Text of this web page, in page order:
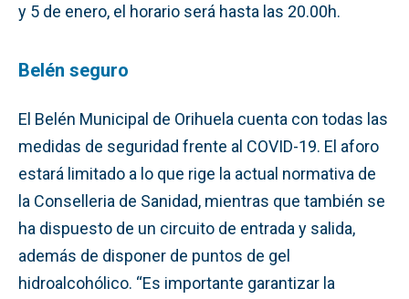
y 5 de enero, el horario será hasta las 20.00h.
Belén seguro
El Belén Municipal de Orihuela cuenta con todas las
medidas de seguridad frente al COVID-19. El aforo
estará limitado a lo que rige la actual normativa de
la Conselleria de Sanidad, mientras que también se
ha dispuesto de un circuito de entrada y salida,
además de disponer de puntos de gel
hidroalcohólico. “Es importante garantizar la